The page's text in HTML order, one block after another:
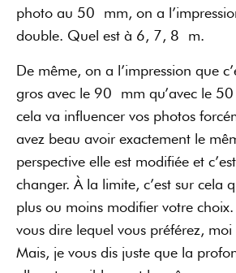
photo au 50 mm, on a
double. Quel est à 6, 7, 8 m.
De même, on a l’impression que
gros avec le 90 mm qu’avec le
cela va influencer vos photos
avez beau avoir exactement le
perspective elle est modifiée et
changer. À la limite, c’est sur cela
plus ou moins modifier votre choix.
vous dire lequel vous préférez, moi
Mais, je vous dis juste que la